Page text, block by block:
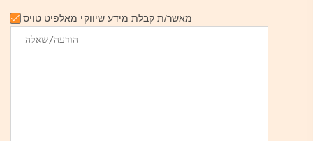
מאשר/ת קבלת מידע שיווקי מאלפיט טויס